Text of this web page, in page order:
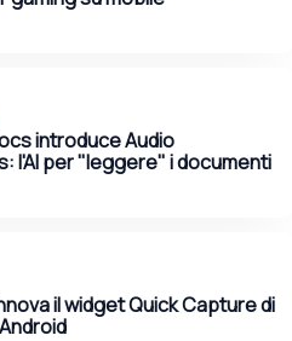
introduce Audio
l'AI per "leggere" i documenti
il widget Quick Capture di